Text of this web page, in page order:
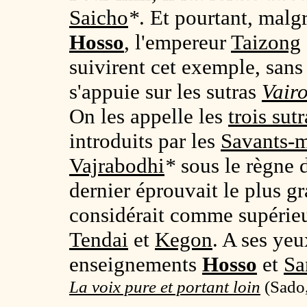
Saicho*. Et pourtant,
Hosso, l'empereur Taizong
suivirent cet exemple,
s'appuie sur les sutras
On les appelle les trois
introduits par les Savants-
Vajrabodhi* sous le règne
dernier éprouvait le plus
considérait comme
Tendai et Kegon. A ses
enseignements Hosso et
La voix pure et portant loin (